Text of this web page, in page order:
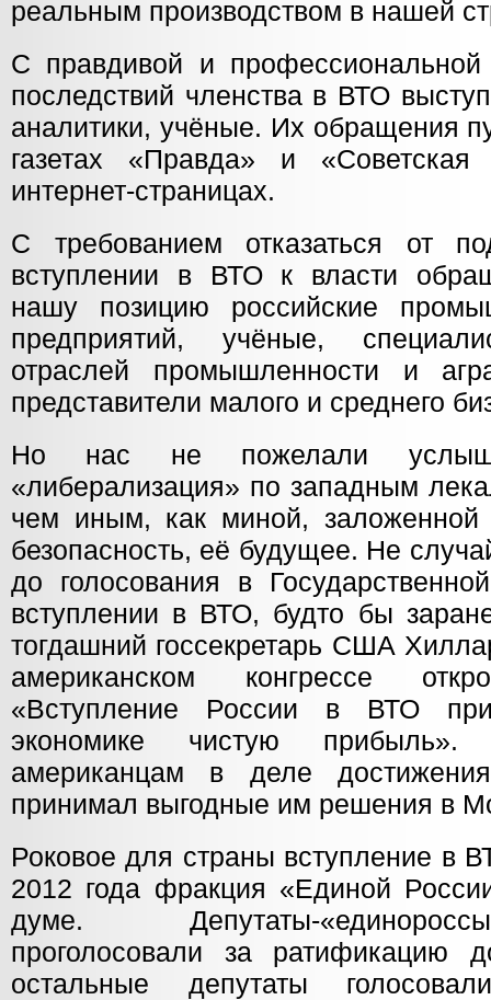
реальным производством в нашей
С правдивой и
последствий членства в ВТО
аналитики, учёные. Их обращения
газетах «Правда» и
интернет-страницах.
С требованием отказаться от
вступлении в ВТО к власти
нашу позицию российские
предприятий, учёные,
отраслей промышленности и
представители малого и среднего
Но нас не пожелали
«либерализация» по западным
чем иным, как миной,
безопасность, её будущее. Не
до голосования в
вступлении в ВТО, будто бы
тогдашний госсекретарь США
американском конгрессе
«Вступление России в ВТО
экономике чистую прибыль».
американцам в деле
принимал выгодные им решения в
Роковое для страны вступление в
2012 года фракция «Единой
думе. Депутаты-
проголосовали за ратификацию
остальные депутаты